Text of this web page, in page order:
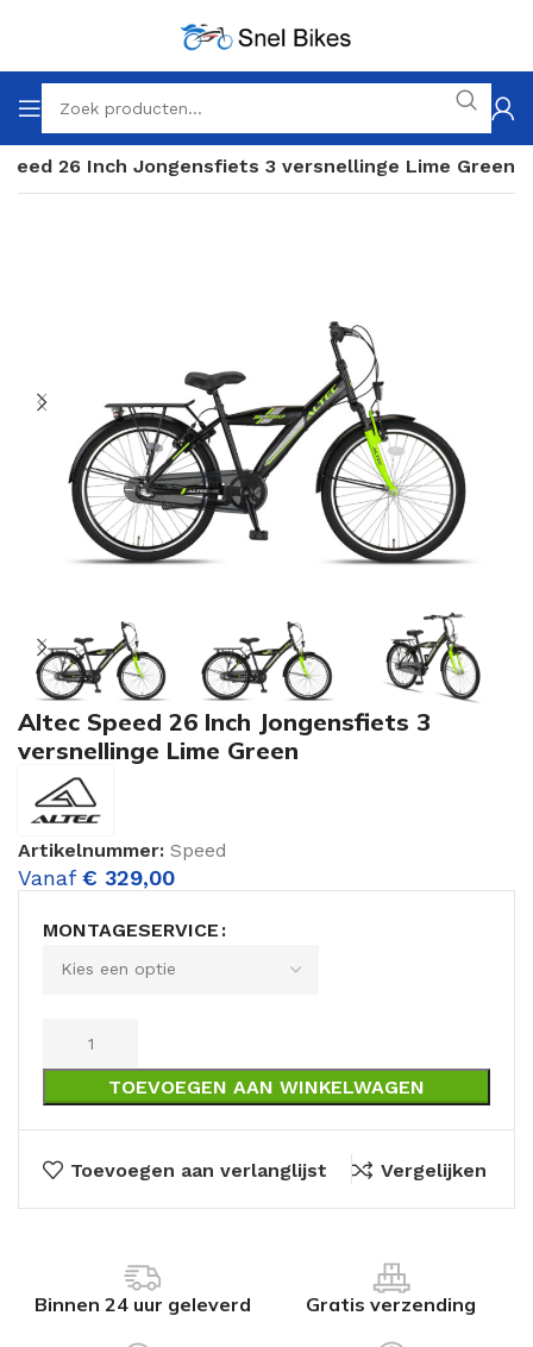
26 Inch Jongensfiets 3 versnellinge Lime Green
Altec Speed 26 Inch Jongensfiets 3
versnellinge Lime Green
Artikelnummer: Speed
Vanaf € 329,00
MONTAGESERVICE
TOEVOEGEN AAN WINKELWAGEN
Toevoegen aan verlanglijst Vergelijken
Binnen 24 uur geleverd Gratis verzending